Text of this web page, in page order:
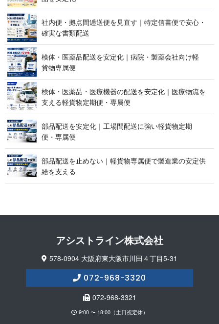
社内便・拠点間逓送便を見直す｜特定信書便で安心・
確実な 書 類 配 送
検体・医薬品配送を安定化｜病院・製薬会社向け軽
貨 物 専 属 便
検体・医薬品・医療機器の配送を安定化｜医療物流を
支える軽貨物定期便 ・ 専 属 便
部品配送を安定化｜工場間配送に強い軽貨物定期
便 ・ 専 属 便
部品配送を止めない｜軽貨物専属便で製造業の安定供
給 を 支 え る
アシストライン 株 式 会 社
578-0904 大阪府東大阪市川田４丁目5-31
072-968-3320
072-968-3321
9:00 〜 18:00（土日祝定休）